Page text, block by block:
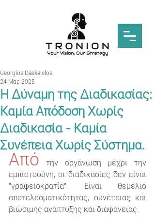
Η Δύναμη της Διαδικασίας:
Καμία Απόδοση Χωρίς
Διαδικασία - Καμία
Συνέπεια Χωρίς Σύστημα.
Georgios Daskalelos
24 Μαρ 2025
Από την οργάνωση μέχρι την
εμπιστοσύνη, οι διαδικασίες δεν είναι
"γραφειοκρατία". Είναι θεμέλιο
αποτελεσματικότητας, συνέπειας και
βιώσιμης ανάπτυξης και διαφάνειας.